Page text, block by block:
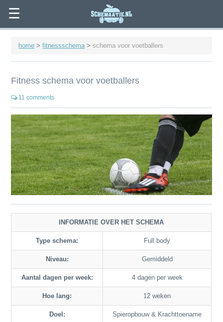
☰
home > fitnessschema > schema voor voetballers
Fitness schema voor voetballers
11 comments
INFORMATIE OVER HET SCHEMA
Type schema: Full body
Niveau: Gemiddeld
Aantal dagen per week: 4 dagen per week
Hoe lang: 12 weken
Doel: Spieropbouw & Krachttoename